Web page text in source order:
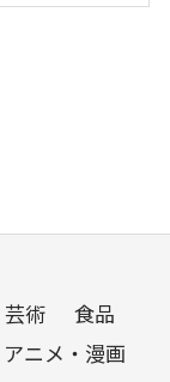
芸術
食品
アニメ・漫画